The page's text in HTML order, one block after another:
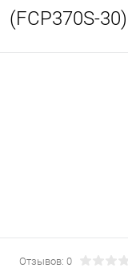
(FCP370S-30)
Отзывов: 0